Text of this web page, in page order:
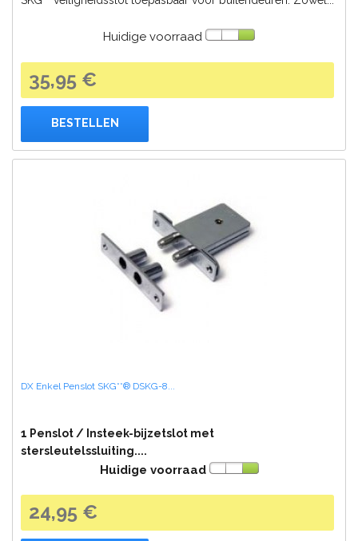
Huidige voorraad
35,95 €
BESTELLEN
DX Enkel Penslot SKG**® DSKG-8...
1 Penslot / Insteek-bijzetslot met
stersleutelssluiting....
Huidige voorraad
24,95 €